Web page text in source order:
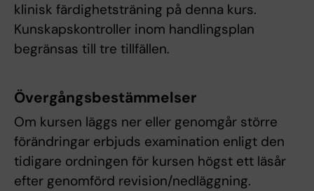
klinisk färdighetsträning på denna kurs.
Kunskapskontroller inom handlingsplan
begränsas till tre tillfällen.
Övergångsbestämmelser
Om kursen läggs ner eller genomgår större
förändringar erbjuds examination enligt den
tidigare ordningen för kursen högst ett läsår
efter genomförd revision/nedläggning.